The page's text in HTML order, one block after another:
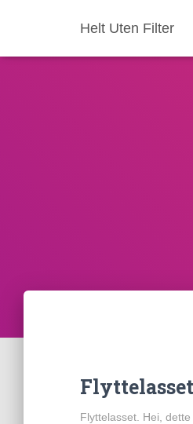
Helt Uten Filter
Flyttelasset
Flyttelasset. Hei,